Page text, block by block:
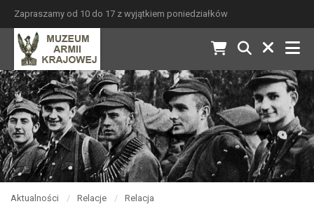
Zapraszamy od 10 do 17 z wyjątkiem poniedziałków
Aktualności Relacje Relacja